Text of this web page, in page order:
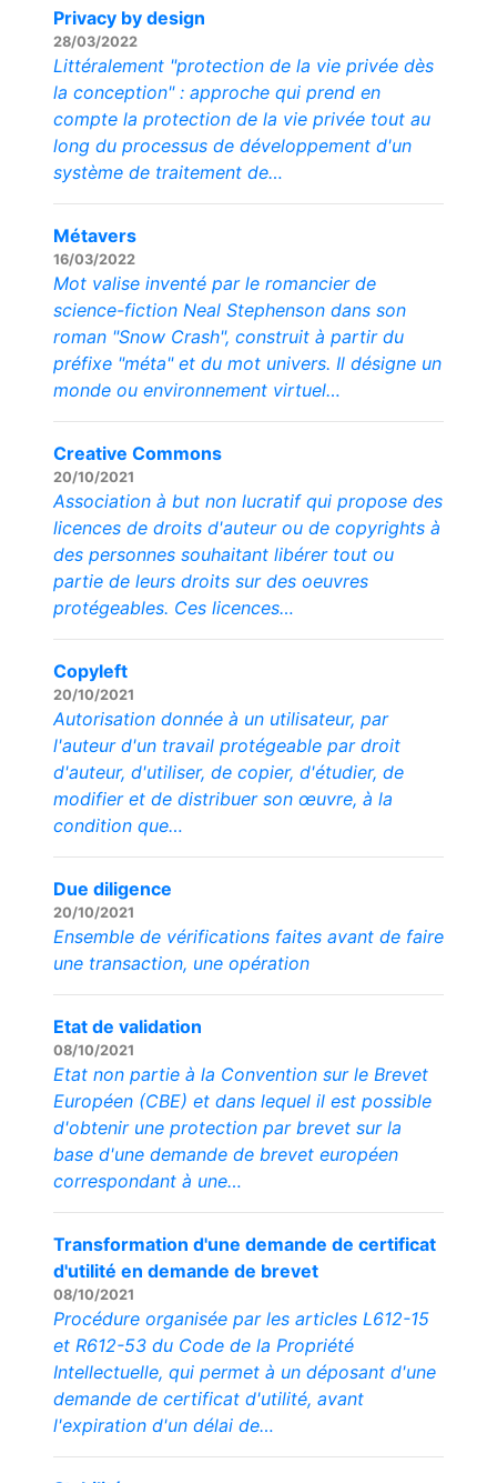
Privacy by design
28/03/2022
Littéralement "protection de la vie privée dès
la conception" : approche qui prend en
compte la protection de la vie privée tout au
long du processus de développement d'un
système de traitement de…
Métavers
16/03/2022
Mot valise inventé par le romancier de
science-fiction Neal Stephenson dans son
roman "Snow Crash", construit à partir du
préfixe "méta" et du mot univers. Il désigne un
monde ou environnement virtuel…
Creative Commons
20/10/2021
Association à but non lucratif qui propose des
licences de droits d'auteur ou de copyrights à
des personnes souhaitant libérer tout ou
partie de leurs droits sur des oeuvres
protégeables. Ces licences…
Copyleft
20/10/2021
Autorisation donnée à un utilisateur, par
l'auteur d'un travail protégeable par droit
d'auteur, d'utiliser, de copier, d'étudier, de
modifier et de distribuer son œuvre, à la
condition que…
Due diligence
20/10/2021
Ensemble de vérifications faites avant de faire
une transaction, une opération
Etat de validation
08/10/2021
Etat non partie à la Convention sur le Brevet
Européen (CBE) et dans lequel il est possible
d'obtenir une protection par brevet sur la
base d'une demande de brevet européen
correspondant à une…
Transformation d'une demande de certificat
d'utilité en demande de brevet
08/10/2021
Procédure organisée par les articles L612-15
et R612-53 du Code de la Propriété
Intellectuelle, qui permet à un déposant d'une
demande de certificat d'utilité, avant
l'expiration d'un délai de…